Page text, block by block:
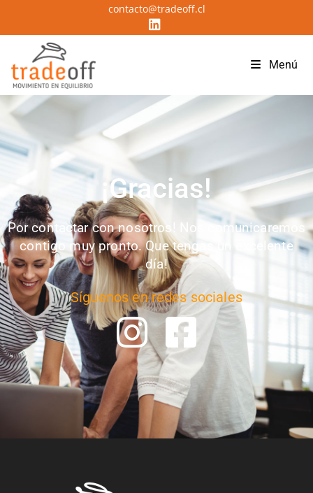
contacto@tradeoff.cl
Menú
¡Gracias!
Por contactar con nosotros! Nos comunicaremos
contigo muy pronto. Que tengas un excelente
día!
Síguenos en redes sociales